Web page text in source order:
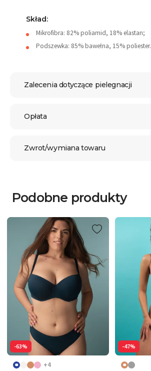
Skład:
Mikrofibra: 82% poliamid, 18% elastan;
Podszewka: 85% bawełna, 15% poliester.
Zalecenia dotyczące pielegnacji
Opłata
Zwrot/wymiana towaru
Podobne produkty
-63%
+4
-47%